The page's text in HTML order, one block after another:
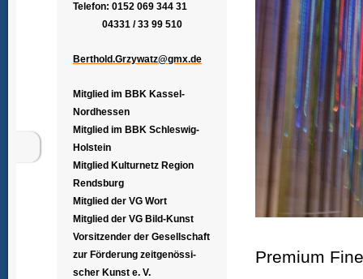
Telefon: 0152 069 344 31
04331 / 33 99 510
Berthold.Grzywatz@gmx.de
Mitglied im BBK Kassel-
Nordhessen
Mitglied im BBK Schleswig-
Holstein
Mitglied Kulturnetz Region
Rendsburg
Mitglied der VG Wort
Mitglied der VG Bild-Kunst
Vorsitzender der Gesellschaft
zur Förderung zeitgenössi-
scher Kunst e. V.
Premium